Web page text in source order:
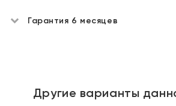
Гарантия 6 месяцев
Другие варианты